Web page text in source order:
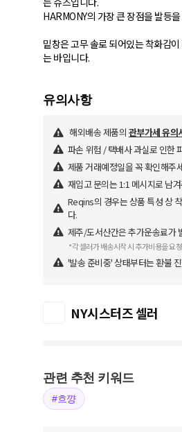
HARMONY의 가장 큰 장점을 발등
밑창은 고무 솔로 되어있는 착화감
는 바입니다.
유의사항
해외배송 제품의 관부가세 유의
파손 위험 / 택배사 과실로 인한
제품 거래예정일을 꼭 확인해주
재입고 문의는 1:1 메시지로 남
Reqins의 경우는 상품 특성 상
다.
제주/도서산간은 추가운송료가
*각 셀러가 배송시작 시 추가비용을 요
'발송 준비중' 상태부터는 환불
NY시스터즈 셀러
관련 추천 키워드
#흐꺙